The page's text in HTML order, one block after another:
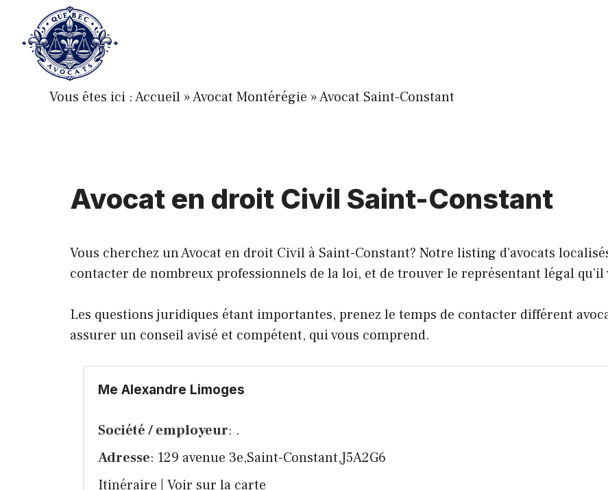
contenu
Vous êtes ici :Accueil »Avocat Montérégie »Avocat Saint-Constant
Avocat en droit Civil Saint-Constant
Vous cherchez un Avocat en droit Civil à Saint-Constant? Notre listing d’avocats
contacter de nombreux professionnels de la loi, et de trouver le représentant légal qu’il
Les questions juridiques étant importantes, prenez le temps de contacter différent
assurer un conseil avisé et compétent, qui vous comprend.
Me Alexandre Limoges
Société / employeur: .
Adresse: 129 avenue 3e,Saint-Constant,J5A2G6
Itinéraire
Voir sur la carte